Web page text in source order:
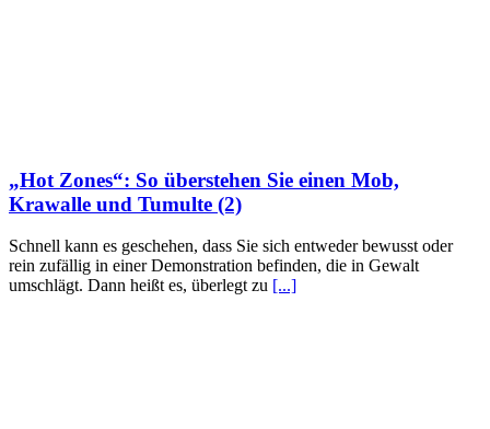
„Hot Zones“: So überstehen Sie einen Mob,
Krawalle und Tumulte (2)
Schnell kann es geschehen, dass Sie sich entweder bewusst oder
rein zufällig in einer Demonstration befinden, die in Gewalt
umschlägt. Dann heißt es, überlegt zu [...]